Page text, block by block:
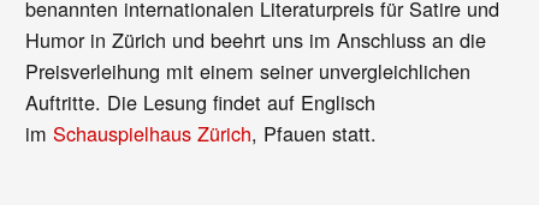
benannten internationalen Literaturpreis für Satire und
Humor in Zürich und beehrt uns im Anschluss an die
Preisverleihung mit einem seiner unvergleichlichen
Auftritte. Die Lesung findet auf Englisch
imSchauspielhaus Zürich, Pfauen statt.